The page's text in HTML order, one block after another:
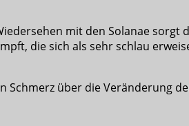
mit den Solanae sorgt
die sich als sehr schlau
Schmerz über die Veränderung